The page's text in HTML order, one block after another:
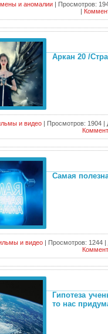
и аномалии| Просмотров:
|
Аркан 20 /
и видео| Просмотров: 1904 |
Самая
и видео| Просмотров: 1244 |
Гипотеза
то нас